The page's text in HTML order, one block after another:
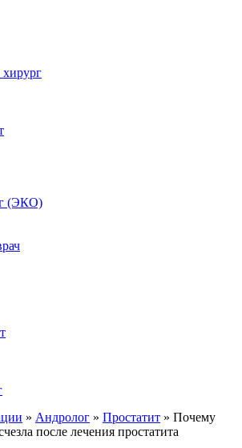
(ЭКО)
» Андролог » Простатит » Почему
после лечения простатита